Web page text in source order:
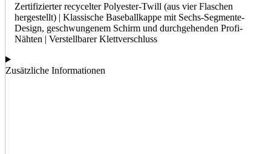
Zertifizierter recycelter Polyester-Twill (aus vier Flaschen
hergestellt) | Klassische Baseballkappe mit Sechs-Segmente-
Design, geschwungenem Schirm und durchgehenden Profi-
Nähten | Verstellbarer Klettverschluss
Zusätzliche Informationen